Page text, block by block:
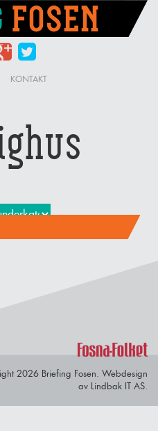
KONTAKT
2026 Briefing Fosen. Webdesign
av Lindbak IT AS.